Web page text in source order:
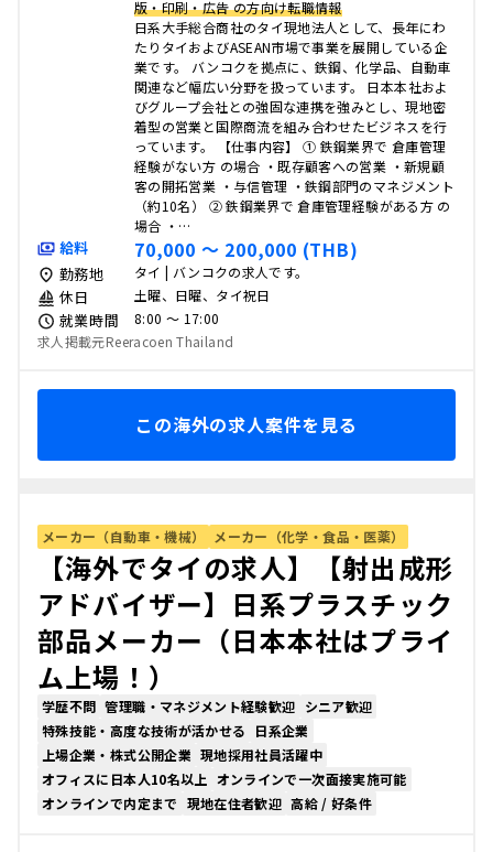
版・印刷・広告 の方向け転職情報
日系大手総合商社のタイ現地法人として、長年にわ
たりタイおよびASEAN市場で事業を展開している企
業です。 バンコクを拠点に、鉄鋼、化学品、自動車
関連など幅広い分野を扱っています。 日本本社およ
びグループ会社との強固な連携を強みとし、現地密
着型の営業と国際商流を組み合わせたビジネスを行
っています。 【仕事内容】 ① 鉄鋼業界で 倉庫管理
経験がない方 の場合 ・既存顧客への営業 ・新規顧
客の開拓営業 ・与信管理 ・鉄鋼部門のマネジメント
（約10名） ② 鉄鋼業界で 倉庫管理経験がある方 の
場合 ・…
給料 70,000 〜 200,000 (THB)
勤務地 タイ | バンコクの求人です。
休日 土曜、日曜、タイ祝日
就業時間
8:00 〜 17:00
求人掲載元Reeracoen Thailand
この海外の求人案件を見る
メーカー（自動車・機械） メーカー（化学・食品・医薬）
【海外でタイの求人】【射出成形
アドバイザー】日系プラスチック
部品メーカー（日本本社はプライ
ム上場！）
学歴不問 管理職・マネジメント経験歓迎 シニア歓迎
特殊技能・高度な技術が活かせる
日系企業
上場企業・株式公開企業 現地採用社員活躍中
オフィスに日本人10名以上 オンラインで一次面接実施可能
オンラインで内定まで 現地在住者歓迎 高給 / 好条件